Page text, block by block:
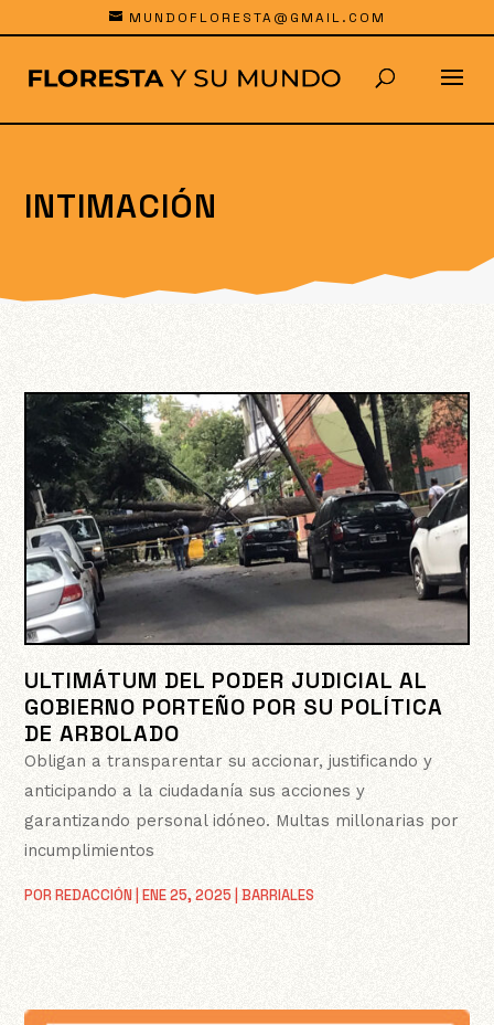
MUNDOFLORESTA@GMAIL.COM
INTIMACIÓN
ULTIMÁTUM DEL PODER JUDICIAL AL
GOBIERNO PORTEÑO POR SU POLÍTICA
DE ARBOLADO
PORREDACCIÓN |ENE 25, 2025 |BARRIALES
Obligan a transparentar su accionar, justificando y
anticipando a la ciudadanía sus acciones y
garantizando personal idóneo. Multas millonarias por
incumplimientos